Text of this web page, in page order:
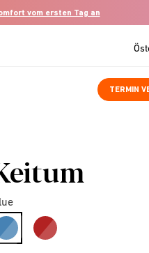
vom ersten Tag an
TERMIN
selected